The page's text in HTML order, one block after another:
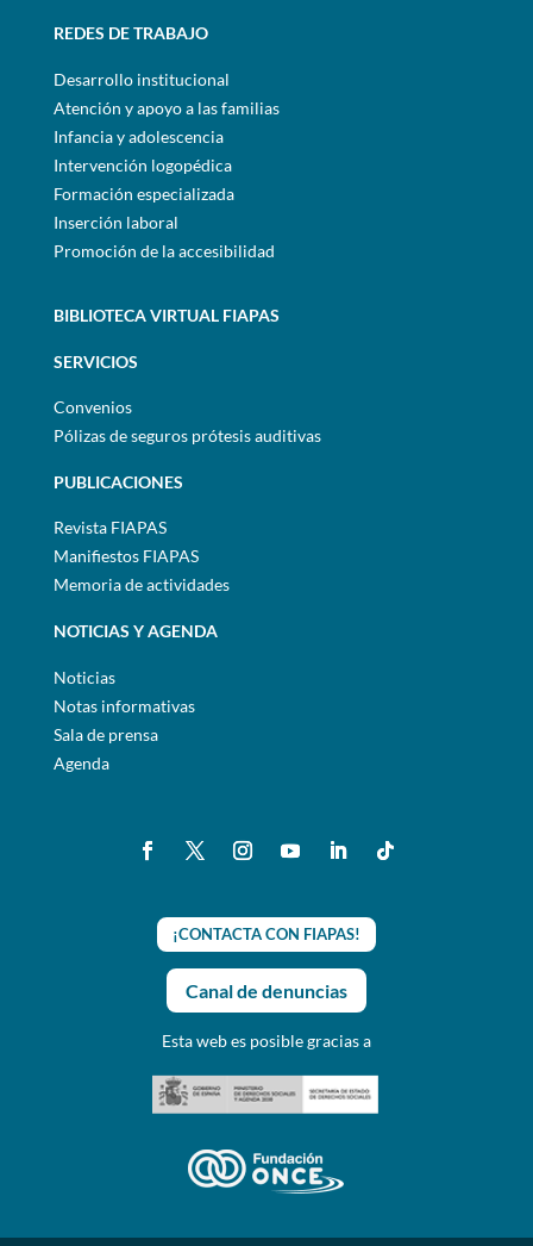
REDES DE TRABAJO
Desarrollo institucional
Atención y apoyo a las familias
Infancia y adolescencia
Intervención logopédica
Formación especializada
Inserción laboral
Promoción de la accesibilidad
BIBLIOTECA VIRTUAL FIAPAS
SERVICIOS
Convenios
Pólizas de seguros prótesis auditivas
PUBLICACIONES
Revista FIAPAS
Manifiestos FIAPAS
Memoria de actividades
NOTICIAS Y AGENDA
Noticias
Notas informativas
Sala de prensa
Agenda
¡CONTACTA CON FIAPAS!
Canal de denuncias
Esta web es posible gracias a